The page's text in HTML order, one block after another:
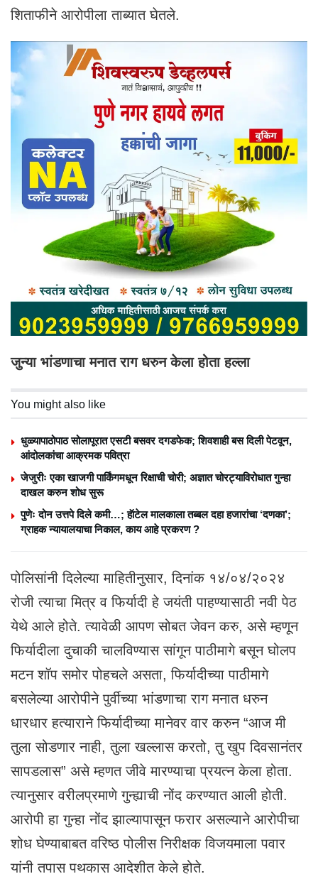
शिताफीने आरोपीला ताब्यात घेतले.
जुन्या भांडणाचा मनात राग धरुन केला होता हल्ला
You might also like
धुळ्यापाठोपाठ सोलापूरात एसटी बसवर दगडफेक; शिवशाही बस दिली पेटवून,
आंदोलकांचा आक्रमक पवित्रा
जेजुरीः एका खाजगी पार्किंगमधून रिक्षाची चोरी; अज्ञात चोरट्याविरोधात गुन्हा
दाखल करुन शोध सुरू
पुणेः दोन उत्तपे दिले कमी…; हॅाटेल मालकाला तब्बल दहा हजारांचा ‘दणका’;
ग्राहक न्यायालयाचा निकाल, काय आहे प्रकरण ?
पोलिसांनी दिलेल्या माहितीनुसार, दिनांक १४/०४/२०२४
रोजी त्याचा मित्र व फिर्यादी हे जयंती पाहण्यासाठी नवी पेठ
येथे आले होते. त्यावेळी आपण सोबत जेवन करु, असे म्हणून
फिर्यादीला दुचाकी चालविण्यास सांगून पाठीमागे बसून घोलप
मटन शॉप समोर पोहचले असता, फिर्यादीच्या पाठीमागे
बसलेल्या आरोपीने पुर्वीच्या भांडणाचा राग मनात धरुन
धारधार हत्याराने फिर्यादीच्या मानेवर वार करुन “आज मी
तुला सोडणार नाही, तुला खल्लास करतो, तु खुप दिवसानंतर
सापडलास” असे म्हणत जीवे मारण्याचा प्रयत्न केला होता.
त्यानुसार वरीलप्रमाणे गुन्ह्याची नोंद करण्यात आली होती.
आरोपी हा गुन्हा नोंद झाल्यापासून फरार असल्याने आरोपीचा
शोध घेण्याबाबत वरिष्ठ पोलीस निरीक्षक विजयमाला पवार
यांनी तपास पथकास आदेशीत केले होते.